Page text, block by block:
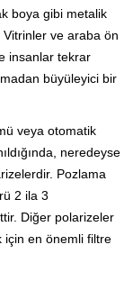
boya gibi metalik
Vitrinler ve araba ön
insanlar tekrar
büyüleyici bir
veya otomatik
neredeyse
Pozlama
2 ila 3
Diğer polarizeler
için en önemli filtre